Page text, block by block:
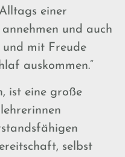
einer
und auch
und mit Freude
auskommen.“
ist eine große
selbst